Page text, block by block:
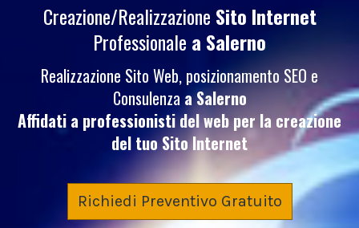
Creazione/Realizzazione Sito Internet
Professionale a Salerno
Realizzazione Sito Web, posizionamento SEO e
Consulenza a Salerno
Affidati a professionisti del web per la creazione
del tuoSito Internet
Richiedi Preventivo Gratuito